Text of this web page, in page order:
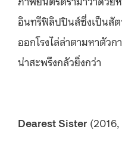
อินทรีฟิลิปปินส์ซึ่งเป็นสั
ออกโรงไล่ล่าตามหาตัว
น่าสะพรึงกลัวยิ่งกว่า
Dearest Sister